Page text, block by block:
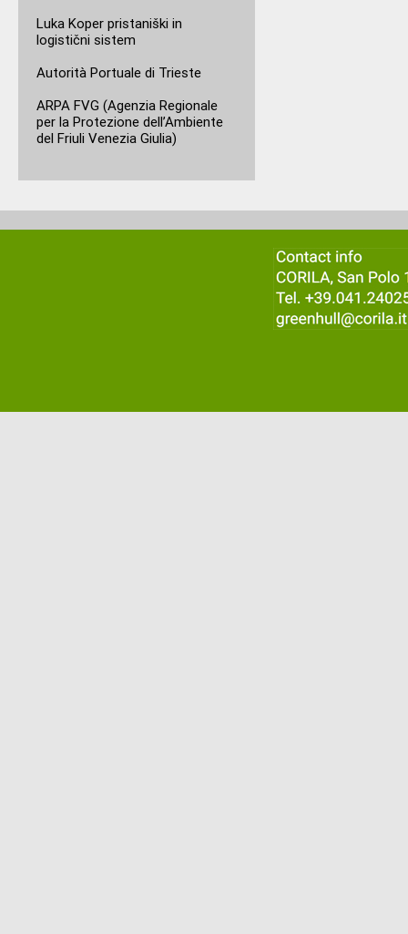
Luka Koper pristaniški in
logistični sistem
Autorità Portuale di Trieste
ARPA FVG (Agenzia Regionale
per la Protezione dell’Ambiente
del Friuli Venezia Giulia)